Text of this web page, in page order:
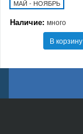
МАЙ - НОЯБРЬ
Наличие: много
В корзину